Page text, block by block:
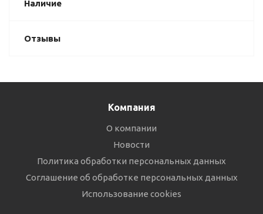
Наличие
Отзывы
Компания
О компании
Новости
Политика обработки персональных данных
Соглашение об обработке персональных данных
Использование cookies